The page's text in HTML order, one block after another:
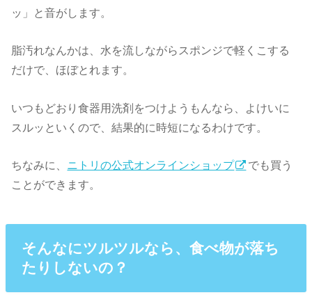
ッ」と音がします。
脂汚れなんかは、水を流しながらスポンジで軽くこする
だけで、ほぼとれます。
いつもどおり食器用洗剤をつけようもんなら、よけいに
スルッといくので、結果的に時短になるわけです。
ちなみに、 ニトリの公式オンラインショップ
でも買う
ことができます。
そんなにツルツルなら、食べ物が落ち
たりしないの？